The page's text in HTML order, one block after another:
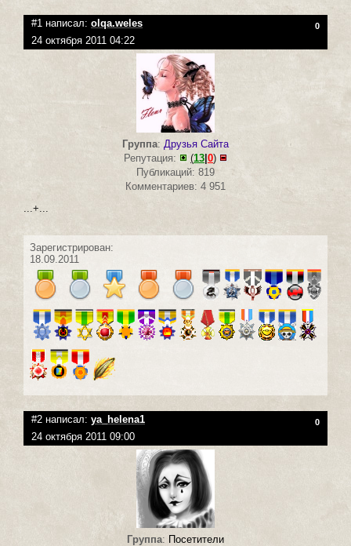
#1 написал: olqa.weles 0
24 октября 2011 04:22
Группа: Друзья Сайта
Репутация:
(13 0)
Публикаций: 819
Комментариев: 4 951
...+...
Зарегистрирован:
18.09.2011
#2 написал: ya_helena1 0
24 октября 2011 09:00
Группа: Посетители